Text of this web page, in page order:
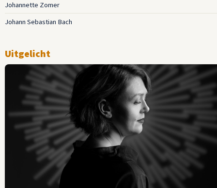
Johannette Zomer
Johann Sebastian Bach
Uitgelicht